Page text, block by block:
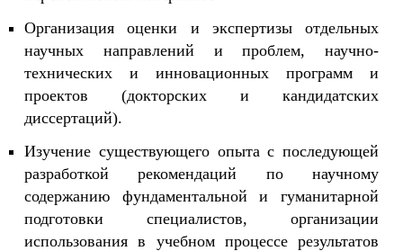
Организация оценки и экспертизы отдельных
научных направлений и проблем, научно-
технических и инновационных программ и
проектов (докторских и кандидатских
диссертаций).
Изучение существующего опыта с последующей
разработкой рекомендаций по научному
содержанию фундаментальной и гуманитарной
подготовки специалистов, организации
использования в учебном процессе результатов